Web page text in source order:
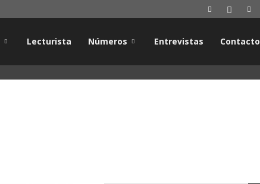
Lecturista Números Entrevistas Contacto